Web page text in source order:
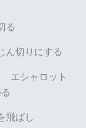
る
ん切りにする
エシャロット
飛ばし